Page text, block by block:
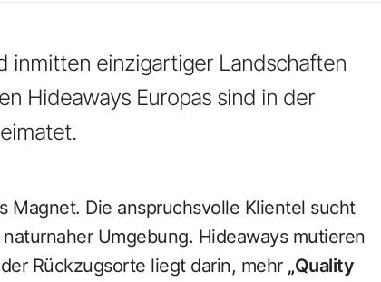
inmitten einzigartiger Landschaften
Hideaways Europas sind in der
Magnet. Die anspruchsvolle Klientel sucht
Umgebung. Hideaways mutieren
Rückzugsorte liegt darin, mehr „Quality